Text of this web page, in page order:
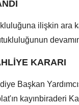
ilişkin ara
KARARI
Başkan
kayınbiraderi